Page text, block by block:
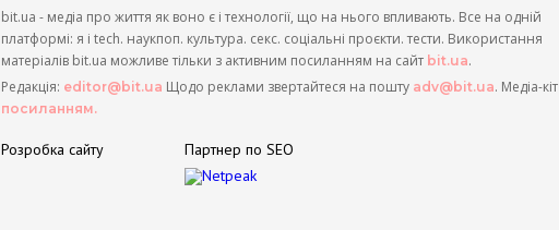
bit.ua - медіа про життя як воно є і технології, що на нього впливають. Все на одній
платформі: я і tech. наукпоп. культура. секс. соціальні проєкти. тести. Використання
матеріалів bit.ua можливе тільки з активним посиланням на сайт bit.ua.
Редакція: editor@bit.ua Щодо реклами звертайтеся на пошту adv@bit.ua. Медіа-кіт
посиланням.
Розробка сайту Партнер по SEO